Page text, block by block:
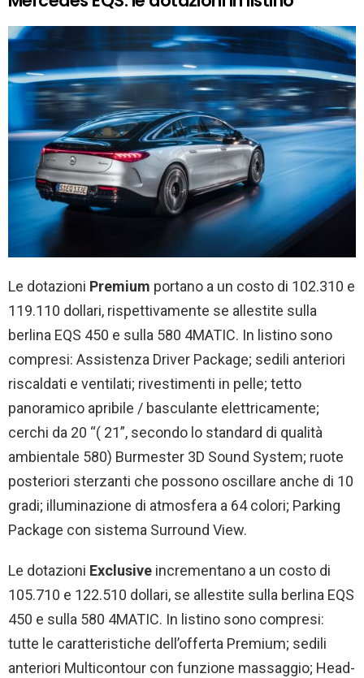
Le dotazioni Premium portano a un costo di 102.310 e
119.110 dollari, rispettivamente se allestite sulla
berlina EQS 450 e sulla 580 4MATIC. In listino sono
compresi: Assistenza Driver Package; sedili anteriori
riscaldati e ventilati; rivestimenti in pelle; tetto
panoramico apribile / basculante elettricamente;
cerchi da 20 “( 21”, secondo lo standard di qualità
ambientale 580) Burmester 3D Sound System; ruote
posteriori sterzanti che possono oscillare anche di 10
gradi; illuminazione di atmosfera a 64 colori; Parking
Package con sistema Surround View.
Le dotazioni Exclusive incrementano a un costo di
105.710 e 122.510 dollari, se allestite sulla berlina EQS
450 e sulla 580 4MATIC. In listino sono compresi:
tutte le caratteristiche dell’offerta Premium; sedili
anteriori Multicontour con funzione massaggio; Head-